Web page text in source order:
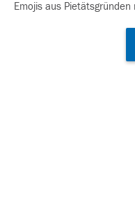
Emojis aus Pietätsgründen